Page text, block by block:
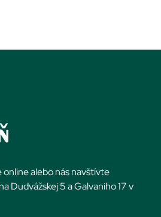
alebo nás navštívte
Dudvážskej 5 a Galvaniho 17 v